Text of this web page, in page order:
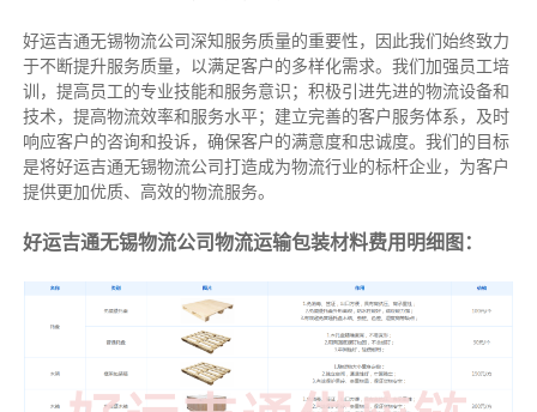
好运吉通无锡物流公司深知服务质量的重要性，因此我们始终致力
于不断提升服务质量，以满足客户的多样化需求。我们加强员工培
训，提高员工的专业技能和服务意识；积极引进先进的物流设备和
技术，提高物流效率和服务水平；建立完善的客户服务体系，及时
响应客户的咨询和投诉，确保客户的满意度和忠诚度。我们的目标
是将好运吉通无锡物流公司打造成为物流行业的标杆企业，为客户
提供更加优质、高效的物流服务。
好运吉通无锡物流公司物流运输包装材料费用明细图：